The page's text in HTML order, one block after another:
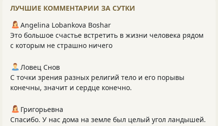
ЛУЧШИЕ КОММЕНТАРИИ ЗА СУТКИ
Angelina Lobankova Boshar
Это большое счастье встретить в жизни человека рядом
с которым не страшно ничего
Ловец Снов
С точки зрения разных религий тело и его порывы
конечны, значит и сердце конечно.
Григорьевна
Спасибо. У нас дома на земле был целый угол ландышей.